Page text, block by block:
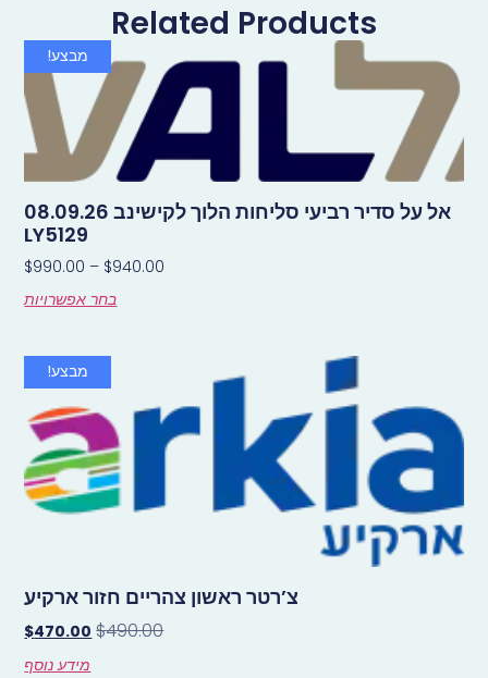
Related Products
מבצע!
אל על סדיר רביעי סליחות הלוך לקישינב 08.09.26
LY5129
$940.00
–
$990.00
בחר אפשרויות
מבצע!
צ’רטר ראשון צהריים חזור ארקיע
$490.00
$470.00
מידע נוסף